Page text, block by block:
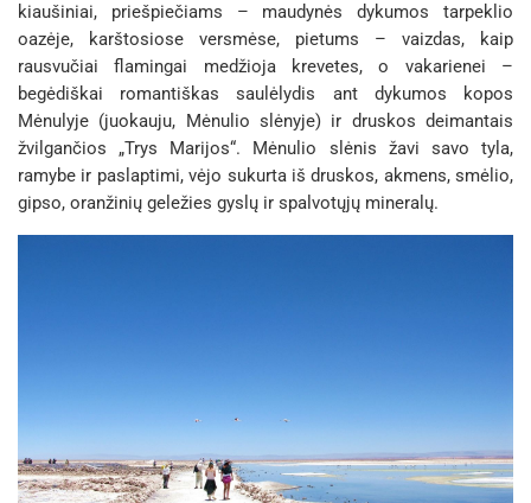
kiaušiniai, priešpiečiams – maudynės dykumos tarpeklio
oazėje, karštosiose versmėse, pietums – vaizdas, kaip
rausvučiai flamingai medžioja krevetes, o vakarienei –
begėdiškai romantiškas saulėlydis ant dykumos kopos
Mėnulyje (juokauju, Mėnulio slėnyje) ir druskos deimantais
žvilgančios „Trys Marijos“. Mėnulio slėnis žavi savo tyla,
ramybe ir paslaptimi, vėjo sukurta iš druskos, akmens, smėlio,
gipso, oranžinių geležies gyslų ir spalvotųjų mineralų.